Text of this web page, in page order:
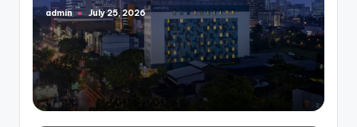
Posted
by
admin July 25, 2026